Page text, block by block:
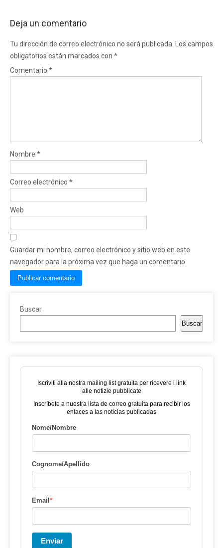
Deja un comentario
Tu dirección de correo electrónico no será publicada.
Los campos
obligatorios están marcados con *
Comentario *
Nombre *
Correo electrónico *
Web
Guardar mi nombre, correo electrónico y sitio web en este
navegador para la próxima vez que haga un comentario.
Buscar
Buscar
Iscriviti alla nostra mailing list gratuita per ricevere i link
alle notizie pubblicate
Inscríbete a nuestra lista de correo gratuita para recibir los
enlaces a las noticias publicadas
Nome/Nombre
Cognome/Apellido
Email*
Enviar